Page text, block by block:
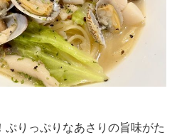
ぷりっぷりなあさりの旨味がた